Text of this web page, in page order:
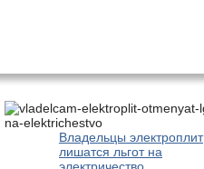
Владельцы электроплит
лишатся льгот на